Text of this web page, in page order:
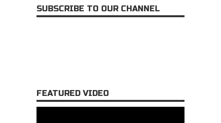
SUBSCRIBE TO OUR CHANNEL
FEATURED VIDEO